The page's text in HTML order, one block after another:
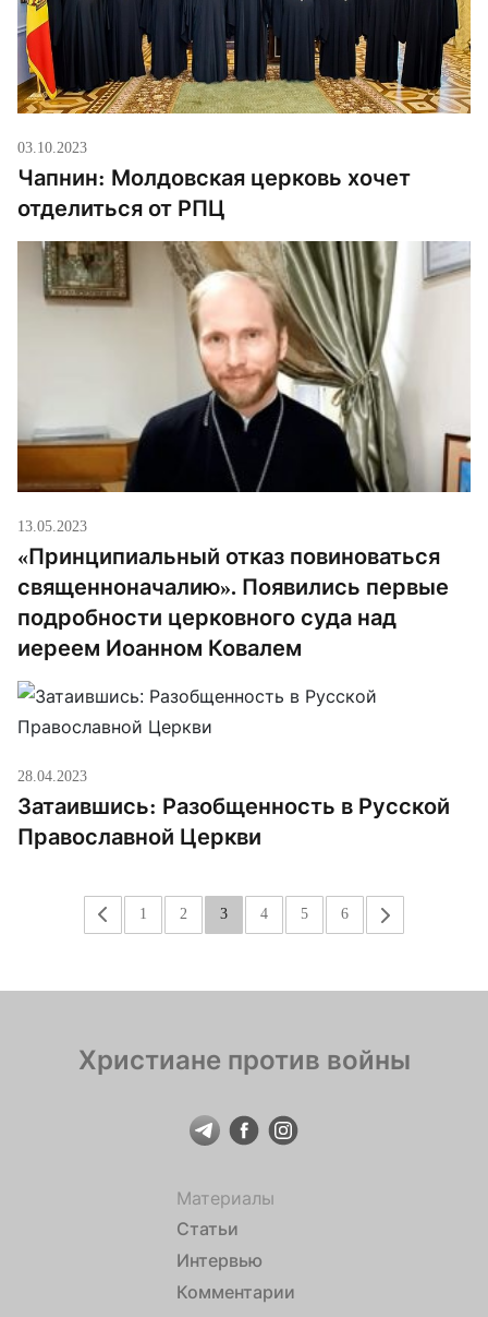
03.10.2023
Чапнин: Молдовская церковь хочет
отделиться от РПЦ
13.05.2023
«Принципиальный отказ повиноваться
священноначалию». Появились первые
подробности церковного суда над
иереем Иоанном Ковалем
28.04.2023
Затаившись: Разобщенность в Русской
Православной Церкви
« 1 2 3 4 5 6 »
Христиане против войны
Материалы
Статьи
Интервью
Комментарии